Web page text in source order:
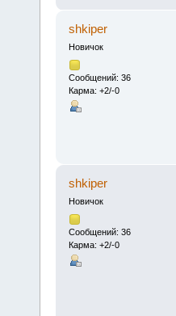
shkiper
Новичок
Сообщений: 36
Карма: +2/-0
shkiper
Новичок
Сообщений: 36
Карма: +2/-0